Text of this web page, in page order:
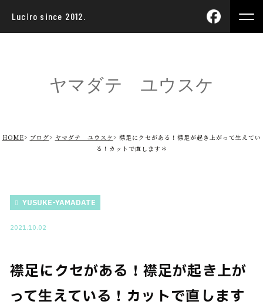
Luciro since 2012.
ヤマダテ ユウスケ
HOME ブログ ヤマダテ ユウスケ
襟足にクセがある！襟足が起き上がって生えてい
る！カットで直します＊
YUSUKE-YAMADATE
2021.10.02
襟足にクセがある！襟足が起き上が
って生えている！カットで直します